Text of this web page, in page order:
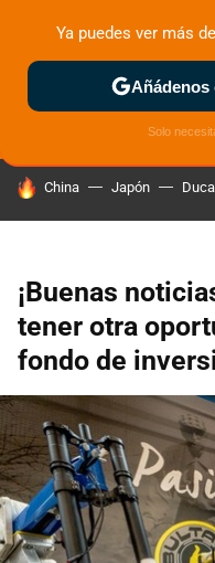
ZONA DE PRUEBAS
HOY SE HABLA DE
China Japón
¡Buenas
tener otra
fondo de
Ya puedes ver más
Añádenos
Solo